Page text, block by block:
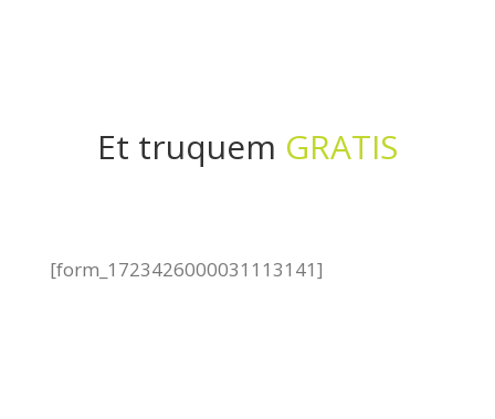
Et truquem GRATIS
[form_1723426000031113141]